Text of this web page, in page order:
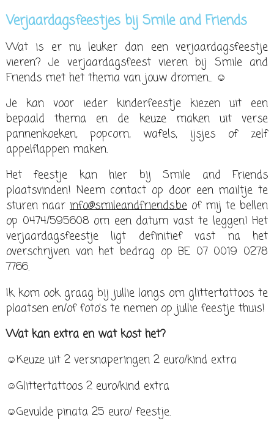
Verjaardagsfeestjes bij Smile and Friends
Wat is er nu leuker dan een verjaardagsfeestje
vieren? Je verjaardagsfeest vieren bij Smile and
Friends met het thema van jouw dromen... ☺
Je kan voor ieder kinderfeestje kiezen uit een
bepaald thema en de keuze maken uit verse
pannenkoeken, popcorn, wafels, ijsjes of zelf
appelflappen maken.
Het feestje kan hier bij Smile and Friends
plaatsvinden! Neem contact op door een mailtje te
sturen naar info@smileandfriends.be of mij te bellen
op 0474/595608 om een datum vast te leggen! Het
verjaardagsfeestje ligt definitief vast na het
overschrijven van het bedrag op BE 07 0019 0278
7766.
Ik kom ook graag bij jullie langs om glittertattoos te
plaatsen en/of foto's te nemen op jullie feestje thuis!
Wat kan extra en wat kost het?
☺Keuze uit 2 versnaperingen 2 euro/kind extra
☺Glittertattoos 2 euro/kind extra
☺Gevulde pinata 25 euro/ feestje.